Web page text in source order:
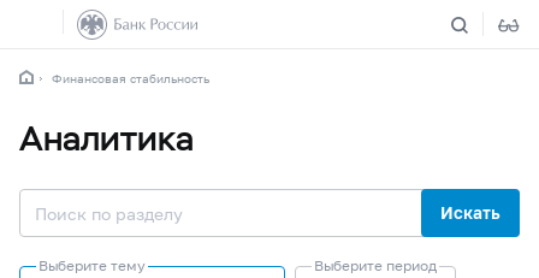
Финансовая стабильность
Аналитика
Искать
Выберите тему Выберите период